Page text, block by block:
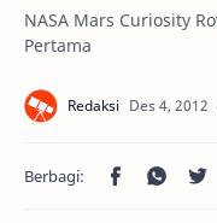
NASA Mars Curiosity
Pertama